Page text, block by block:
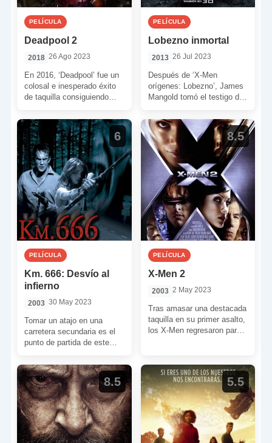
PELÍCULA
Deadpool 2
2018 26 Ago 2023
En 2016, ‘Deadpool’ fue un
colosal e inesperado éxito
de taquilla consiguiendo
para un coste de […]
PELÍCULA
Lobezno inmortal
2013 26 Jul 2023
Después de ‘X-Men
orígenes: Lobezno’, James
Mangold tomó el testigo de
manera se unió a Hugh
Jackman […]
6
PELÍCULA
Km. 666: Desvío al
infierno
2003 30 May 2023
Tomar un atajo en una
carretera secundaria es el
punto de partida de este
supervivencia. Una […]
8.5
PELÍCULA
X-Men 2
2003 2 May 2023
Tras amasar una destacada
taquilla en su primer asalto,
los X-Men regresaron para
8.5 5.5